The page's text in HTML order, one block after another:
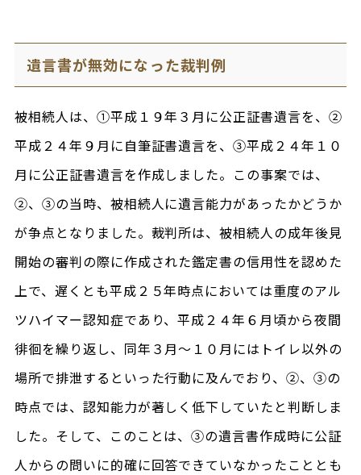
遺言書が無効になった裁判例
被相続人は、①平成１９年３月に公正証書遺言を、②
平成２４年９月に自筆証書遺言を、③平成２４年１０
月に公正証書遺言を作成しました。この事案では、
②、③の当時、被相続人に遺言能力があったかどうか
が争点となりました。裁判所は、被相続人の成年後見
開始の審判の際に作成された鑑定書の信用性を認めた
上で、遅くとも平成２５年時点においては重度のアル
ツハイマー認知症であり、平成２４年６月頃から夜間
徘徊を繰り返し、同年３月〜１０月にはトイレ以外の
場所で排泄するといった行動に及んでおり、②、③の
時点では、認知能力が著しく低下していたと判断しま
した。そして、このことは、③の遺言書作成時に公証
人からの問いに的確に回答できていなかったこととも